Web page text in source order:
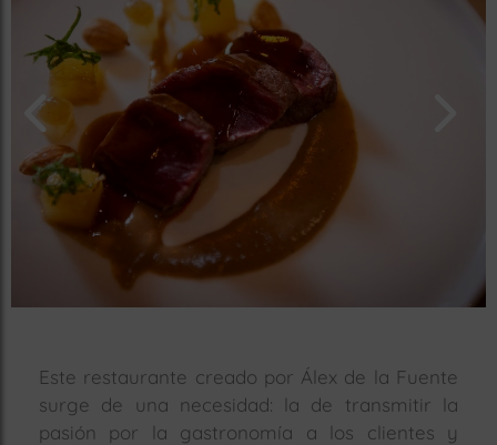
Este restaurante creado por Álex de la Fuente
surge de una necesidad: la de transmitir la
pasión por la gastronomía a los clientes y